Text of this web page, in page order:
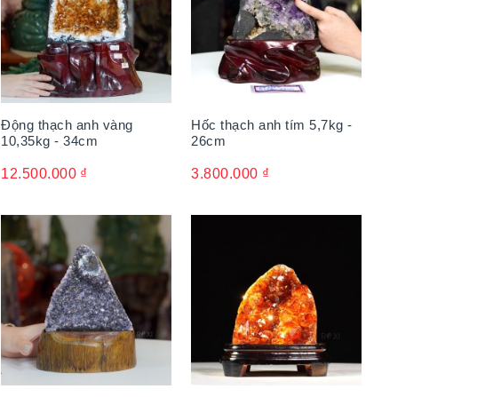
Động thạch anh vàng
10,35kg - 34cm
12.500.000 ₫
Hốc thạch anh tím 5,7kg -
26cm
3.800.000 ₫